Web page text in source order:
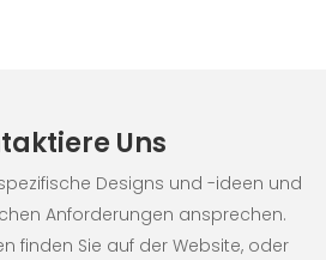
Uns
Designs und -ideen und
Anforderungen ansprechen.
finden Sie auf der Website, oder